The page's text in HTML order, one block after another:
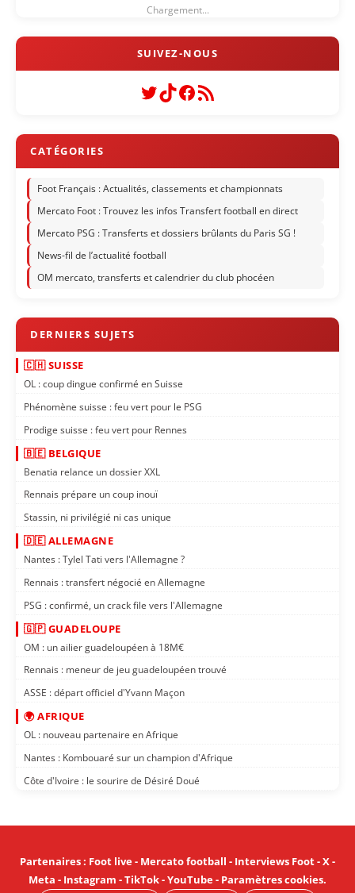
Chargement...
Twitter
TikTok
Facebook
Flux RSS
Foot Français : Actualités, classements et championnats
Mercato Foot : Trouvez les infos Transfert football en direct
Mercato PSG : Transferts et dossiers brûlants du Paris SG !
News-fil de l’actualité football
OM mercato, transferts et calendrier du club phocéen
🇨🇭 SUISSE
OL : coup dingue confirmé en Suisse
Phénomène suisse : feu vert pour le PSG
Prodige suisse : feu vert pour Rennes
🇧🇪 BELGIQUE
Benatia relance un dossier XXL
Rennais prépare un coup inouï
Stassin, ni privilégié ni cas unique
🇩🇪 ALLEMAGNE
Nantes : Tylel Tati vers l'Allemagne ?
Rennais : transfert négocié en Allemagne
PSG : confirmé, un crack file vers l'Allemagne
🇬🇵 GUADELOUPE
OM : un ailier guadeloupéen à 18M€
Rennais : meneur de jeu guadeloupéen trouvé
ASSE : départ officiel d'Yvann Maçon
🌍 AFRIQUE
OL : nouveau partenaire en Afrique
Nantes : Kombouaré sur un champion d'Afrique
Côte d'Ivoire : le sourire de Désiré Doué
Partenaires: Foot live- Mercato football - Interviews Foot-X-
Meta - Instagram -TikTok-YouTube- Paramètres cookies.